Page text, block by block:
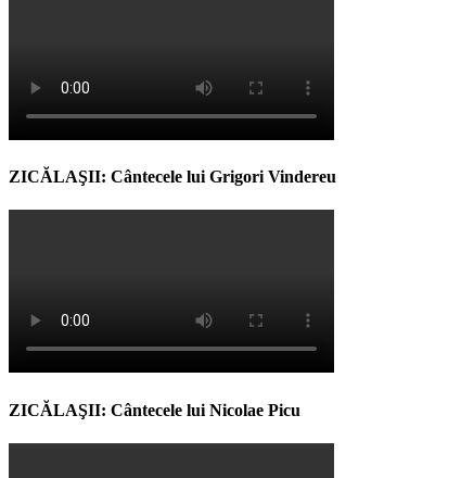
ZICĂLAŞII: Cântecele lui Grigori Vindereu
ZICĂLAŞII: Cântecele lui Nicolae Picu